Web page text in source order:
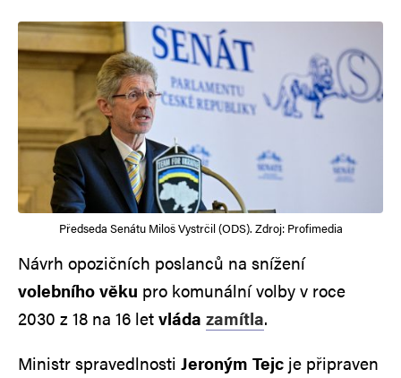
Předseda Senátu Miloš Vystrčil (ODS). Zdroj: Profimedia
Návrh opozičních poslanců na snížení
volebního věku pro komunální volby v roce
2030 z 18 na 16 letvláda zamítla.
Ministr spravedlnosti Jeroným Tejc je připraven